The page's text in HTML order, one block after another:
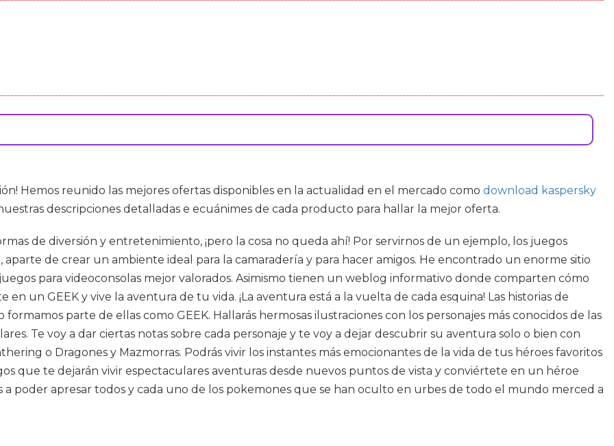
Hemos reunido las mejores ofertas disponibles en la actualidad en el mercado como download kaspersky
descripciones detalladas e ecuánimes de cada producto para hallar la mejor oferta.
de diversión y entretenimiento, ¡pero la cosa no queda ahí! Por servirnos de un ejemplo, los juegos
de crear un ambiente ideal para la camaradería y para hacer amigos. He encontrado un enorme sitio
para videoconsolas mejor valorados. Asimismo tienen un weblog informativo donde comparten cómo
un GEEK y vive la aventura de tu vida. ¡La aventura está a la vuelta de cada esquina! Las historias de
parte de ellas como GEEK. Hallarás hermosas ilustraciones con los personajes más conocidos de las
Te voy a dar ciertas notas sobre cada personaje y te voy a dejar descubrir su aventura solo o bien con
o Dragones y Mazmorras. Podrás vivir los instantes más emocionantes de la vida de tus héroes favoritos
que te dejarán vivir espectaculares aventuras desde nuevos puntos de vista y conviértete en un héroe
a poder apresar todos y cada uno de los pokemones que se han oculto en urbes de todo el mundo merced a